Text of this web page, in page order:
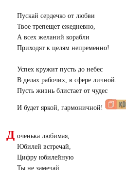
Пускай сердечко от любви
Твое трепещет ежедневно,
А всех желаний корабли
Приходят к целям непременно!
Успех кружит пусть до небес
В делах рабочих, в сфере личной.
Пусть жизнь блистает от чудес
И будет яркой, гармоничной!
Д оченька любимая,
Юбилей встречай,
Цифру юбилейную
Ты не замечай.